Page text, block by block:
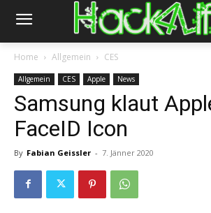
Home Allgemein CES
Allgemein CES Apple News
Samsung klaut
FaceID Icon
By Fabian Geissler - 7. Jänner 2020